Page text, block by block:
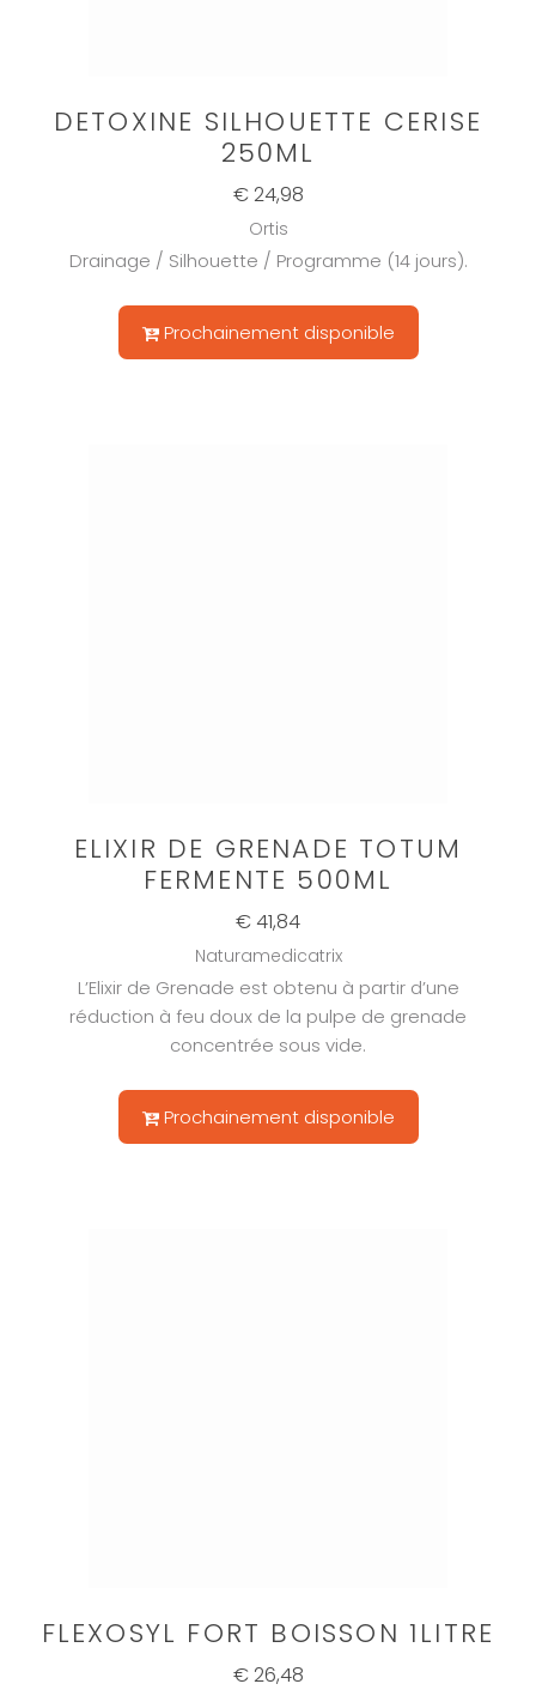
DETOXINE SILHOUETTE CERISE
250ML
€ 24,98
Ortis
Drainage / Silhouette / Programme (14 jours).
Prochainement disponible
ELIXIR DE GRENADE TOTUM
FERMENTE 500ML
€ 41,84
Naturamedicatrix
L’Elixir de Grenade est obtenu à partir d’une
réduction à feu doux de la pulpe de grenade
concentrée sous vide.
Prochainement disponible
FLEXOSYL FORT BOISSON 1LITRE
€ 26,48